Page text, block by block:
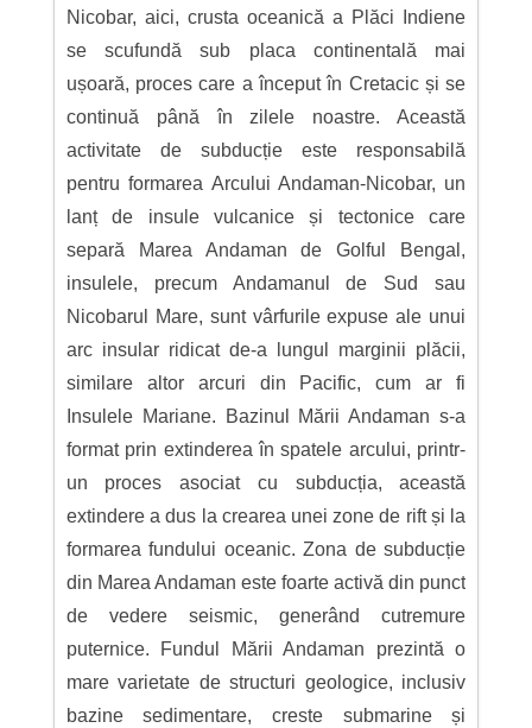
Nicobar, aici, crusta oceanică a Plăci Indiene
se scufundă sub placa continentală mai
ușoară, proces care a început în Cretacic și se
continuă până în zilele noastre. Această
activitate de subducție este responsabilă
pentru formarea Arcului Andaman-Nicobar, un
lanț de insule vulcanice și tectonice care
separă Marea Andaman de Golful Bengal,
insulele, precum Andamanul de Sud sau
Nicobarul Mare, sunt vârfurile expuse ale unui
arc insular ridicat de-a lungul marginii plăcii,
similare altor arcuri din Pacific, cum ar fi
Insulele Mariane. Bazinul Mării Andaman s-a
format prin extinderea în spatele arcului, printr-
un proces asociat cu subducția, această
extindere a dus la crearea unei zone de rift și la
formarea fundului oceanic. Zona de subducție
din Marea Andaman este foarte activă din punct
de vedere seismic, generând cutremure
puternice. Fundul Mării Andaman prezintă o
mare varietate de structuri geologice, inclusiv
bazine sedimentare, creste submarine și